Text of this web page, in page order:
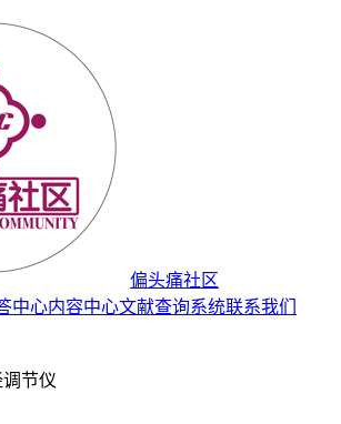
偏头痛社区
中心内容中心文献查询系统联系我们
节仪